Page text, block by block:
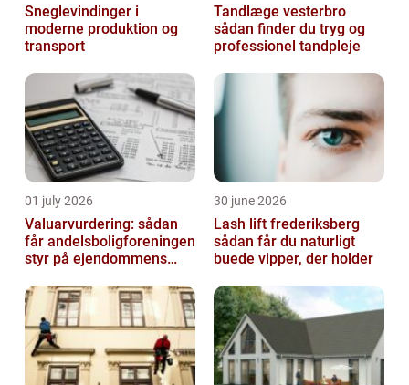
Sneglevindinger i
moderne produktion og
transport
Tandlæge vesterbro
sådan finder du tryg og
professionel tandpleje
01 july 2026
Valuarvurdering: sådan
får andelsboligforeningen
styr på ejendommens
30 june 2026
Lash lift frederiksberg
sådan får du naturligt
buede vipper, der holder